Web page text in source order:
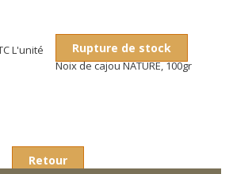
L'unité Rupture de stock
Noix de cajou NATURE, 100gr
Retour